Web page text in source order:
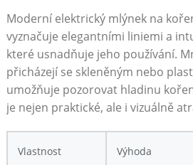
Moderní elektrický mlýnek na
vyznačuje elegantními liniemi ​a
které usnadňuje‍ jeho používání.
přicházejí se ⁤skleněným nebo
umožňuje pozorovat hladinu
je nejen ​praktické, ale i vizuálně
Vlastnost Výhoda